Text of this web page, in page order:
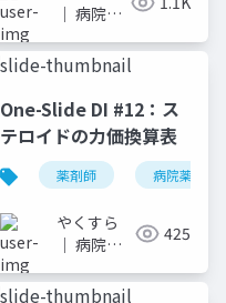
｜ 病院薬
ライドメ
One-Slide DI #12：ス
テロイドの力価換算表
薬剤師 病院薬剤師
やくすら
｜ 病院薬
イドメモ
425